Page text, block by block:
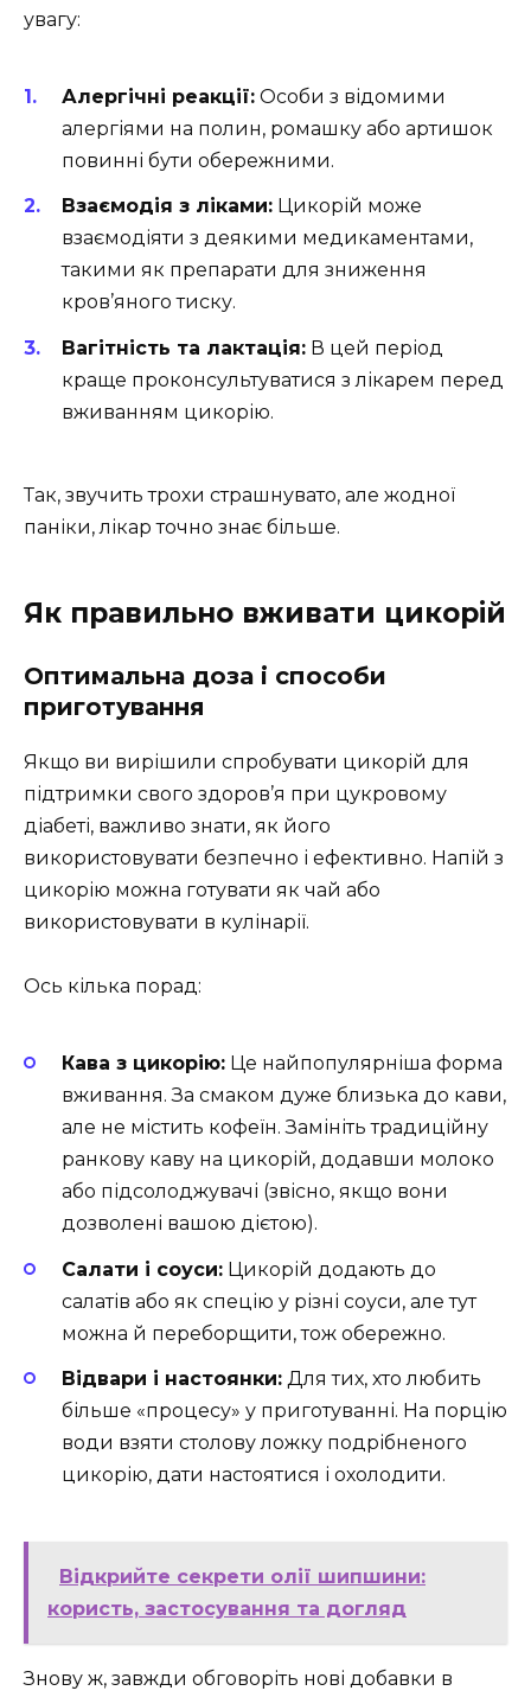
увагу:
Алергічні реакції: Особи з відомими
алергіями на полин, ромашку або артишок
повинні бути обережними.
Взаємодія з ліками: Цикорій може
взаємодіяти з деякими медикаментами,
такими як препарати для зниження
кров’яного тиску.
Вагітність та лактація: В цей період
краще проконсультуватися з лікарем перед
вживанням цикорію.
Так, звучить трохи страшнувато, але жодної
паніки, лікар точно знає більше.
Як правильно вживати цикорій
Оптимальна доза і способи
приготування
Якщо ви вирішили спробувати цикорій для
підтримки свого здоров’я при цукровому
діабеті, важливо знати, як його
використовувати безпечно і ефективно. Напій з
цикорію можна готувати як чай або
використовувати в кулінарії.
Ось кілька порад:
Кава з цикорію: Це найпопулярніша форма
вживання. За смаком дуже близька до кави,
але не містить кофеїн. Замініть традиційну
ранкову каву на цикорій, додавши молоко
або підсолоджувачі (звісно, якщо вони
дозволені вашою дієтою).
Салати і соуси: Цикорій додають до
салатів або як спецію у різні соуси, але тут
можна й переборщити, тож обережно.
Відвари і настоянки: Для тих, хто любить
більше «процесу» у приготуванні. На порцію
води взяти столову ложку подрібненого
цикорію, дати настоятися і охолодити.
Відкрийте секрети олії шипшини:
користь, застосування та догляд
Знову ж, завжди обговоріть нові добавки в